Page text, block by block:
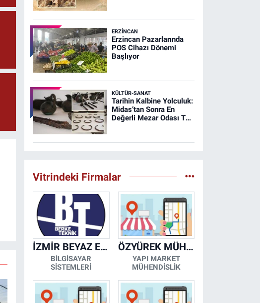
ERZINCAN
Erzincan Pazarlarında
POS Cihazı Dönemi
Başlıyor
KÜLTÜR-SANAT
Tarihin Kalbine Yolculuk:
Midas’tan Sonra En
Değerli Mezar Odası T26
Vitrindeki Firmalar
İZMİR BEYAZ EŞYA KLİMA KOMBİ SERVİSİ
BİLGİSAYAR
SİSTEMLERİ
ÖZYÜREK MÜHENDİSLİK
YAPI MARKET
MÜHENDİSLİK